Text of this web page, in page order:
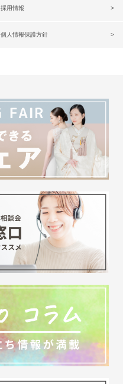
採用情報
個人情報保護方針